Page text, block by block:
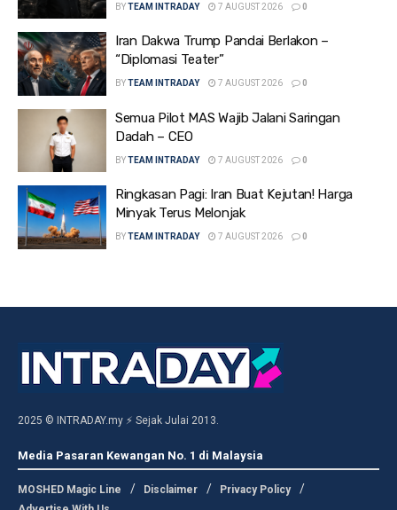
BYTEAM INTRADAY 7 AUGUST 2026 0
Iran Dakwa Trump Pandai Berlakon –
“Diplomasi Teater”
BYTEAM INTRADAY 7 AUGUST 2026 0
Semua Pilot MAS Wajib Jalani Saringan
Dadah – CEO
BYTEAM INTRADAY 7 AUGUST 2026 0
Ringkasan Pagi: Iran Buat Kejutan! Harga
Minyak Terus Melonjak
BYTEAM INTRADAY 7 AUGUST 2026 0
2025 © INTRADAY.my ⚡ Sejak Julai 2013.
Media Pasaran Kewangan No. 1 di Malaysia
MOSHED Magic Line Disclaimer
Privacy Policy